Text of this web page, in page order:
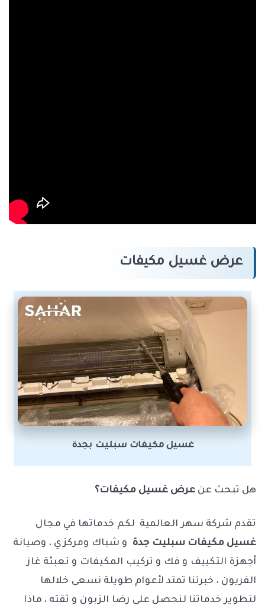
عرض غسيل مكيفات
غسيل مكيفات سبليت بجدة
هل تبحث عن عرض غسيل مكيفات؟
تقدم شركة سهر العالمية لكم خدماتها في مجال
غسيل مكيفات سبليت جدة و شباك ومركزي ، وصيانة
أجهزة التكييف و فك و تركيب المكيفات و تعبئة غاز
الفريون ، خبرتنا تمتد لأعوام طويلة نسعى خلالها
لتطوير خدماتنا لنحصل على رضا الزبون و ثقته ، ماذا